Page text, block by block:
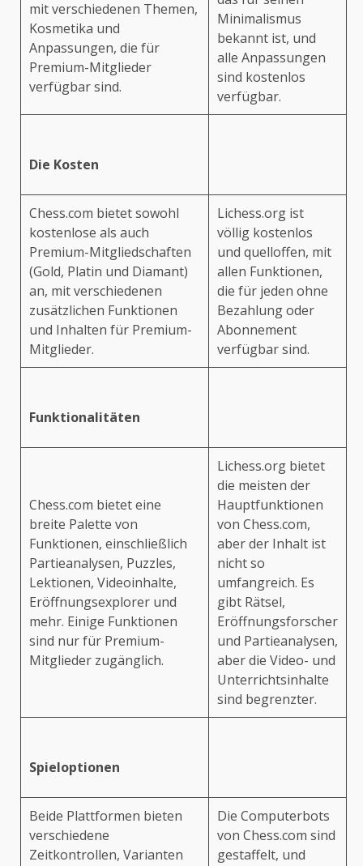
mit verschiedenen Themen,
Kosmetika und
Anpassungen, die für
Premium-Mitglieder
verfügbar sind.
Minimalismus
bekannt ist, und
alle Anpassungen
sind kostenlos
verfügbar.
Die Kosten
Chess.com bietet sowohl
kostenlose als auch
Premium-Mitgliedschaften
(Gold, Platin und Diamant)
an, mit verschiedenen
zusätzlichen Funktionen
und Inhalten für Premium-
Mitglieder.
Lichess.org ist
völlig kostenlos
und quelloffen, mit
allen Funktionen,
die für jeden ohne
Bezahlung oder
Abonnement
verfügbar sind.
Funktionalitäten
Chess.com bietet eine
breite Palette von
Funktionen, einschließlich
Partieanalysen, Puzzles,
Lektionen, Videoinhalte,
Eröffnungsexplorer und
mehr. Einige Funktionen
sind nur für Premium-
Mitglieder zugänglich.
Lichess.org bietet
die meisten der
Hauptfunktionen
von Chess.com,
aber der Inhalt ist
nicht so
umfangreich. Es
gibt Rätsel,
Eröffnungsforscher
und Partieanalysen,
aber die Video- und
Unterrichtsinhalte
sind begrenzter.
Spieloptionen
Beide Plattformen bieten
verschiedene
Zeitkontrollen, Varianten
Die Computerbots
von Chess.com sind
gestaffelt, und